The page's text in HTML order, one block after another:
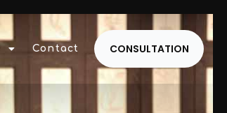
Contact CONSULTATION